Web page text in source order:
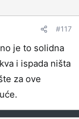
#117
je to solidna
i ispada ništa
za ove